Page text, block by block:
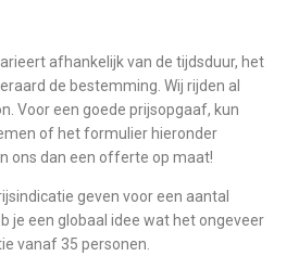
afhankelijk van de tijdsduur, het
de bestemming. Wij rijden al
Voor een goede prijsopgaaf, kun
of het formulier hieronder
ons dan een offerte op maat!
geven voor een aantal
je een globaal idee wat het ongeveer
vanaf 35 personen.